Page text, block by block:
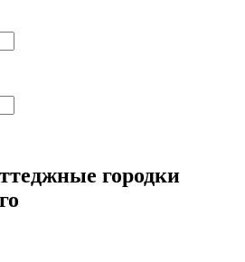
городки